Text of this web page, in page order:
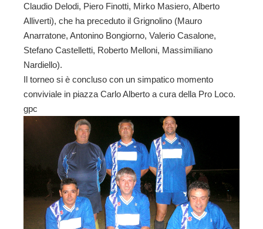
Claudio Delodi, Piero Finotti, Mirko Masiero, Alberto
Alliverti), che ha preceduto il Grignolino (Mauro
Anarratone, Antonino Bongiorno, Valerio Casalone,
Stefano Castelletti, Roberto Melloni, Massimiliano
Nardiello).
Il torneo si è concluso con un simpatico momento
conviviale in piazza Carlo Alberto a cura della Pro Loco.
gpc